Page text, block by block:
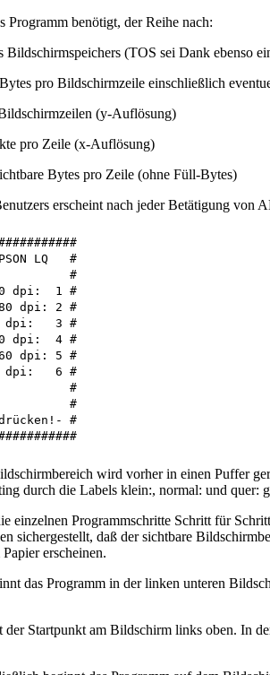
Programm benötigt, der Reihe nach:
Bildschirmspeichers (TOS sei Dank ebenso
pro Bildschirmzeile einschließlich
(y-Auflösung)
pro Zeile (x-Auflösung)
Bytes pro Zeile (ohne Füll-Bytes)
erscheint nach jeder Betätigung
LQ   #
#
dpi:  1 #
dpi: 2 #
dpi:   3 #
dpi:  4 #
dpi: 5 #
dpi:   6 #
#
#
#
wird vorher in einen Puffer
durch die Labels klein:, normal: und quer:
einzelnen Programmschritte Schritt für
sichergestellt, daß der sichtbare
erscheinen.
das Programm in der linken unteren
Startpunkt am Bildschirm links oben. In